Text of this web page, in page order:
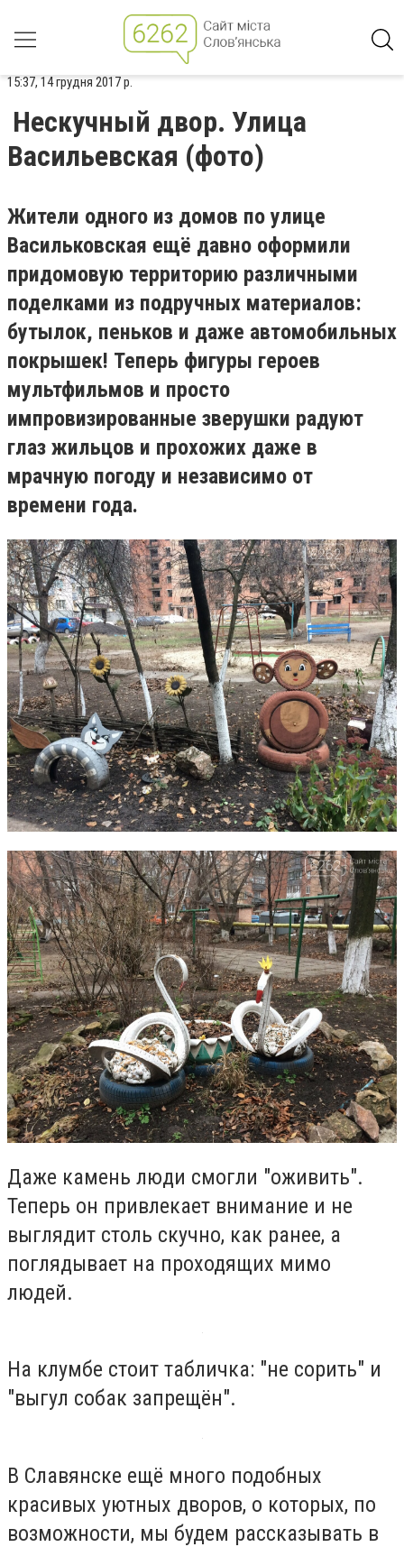
15:37, 14 грудня 2017 р.
Нескучный двор. Улица
Васильевская (фото)
Жители одного из домов по улице
Васильковская ещё давно оформили
придомовую территорию различными
поделками из подручных материалов:
бутылок, пеньков и даже автомобильных
покрышек! Теперь фигуры героев
мультфильмов и просто
импровизированные зверушки радуют
глаз жильцов и прохожих даже в
мрачную погоду и независимо от
времени года.
Даже камень люди смогли "оживить".
Теперь он привлекает внимание и не
выглядит столь скучно, как ранее, а
поглядывает на проходящих мимо
людей.
На клумбе стоит табличка: "не сорить" и
"выгул собак запрещён".
В Славянске ещё много подобных
красивых уютных дворов, о которых, по
возможности, мы будем рассказывать в